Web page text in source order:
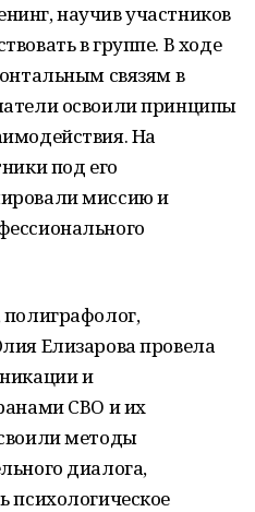
научив участников
в группе. В ходе
связям в
освоили принципы
На
под его
миссию и
Елизарова провела
и
СВО и их
методы
диалога,
психологическое